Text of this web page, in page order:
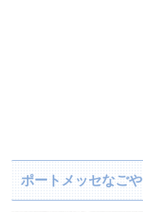
ポートメッセなごや